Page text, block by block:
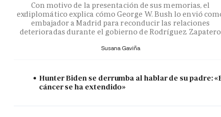
Con motivo de la presentación de sus memorias, el
exdiplomático explica cómo George W. Bush lo envió
embajador a Madrid para reconducir las relaciones
deterioradas durante el gobierno de Rodríguez Zapatero
Susana Gaviña
Hunter Biden se derrumba al hablar de su padre:
cáncer se ha extendido»